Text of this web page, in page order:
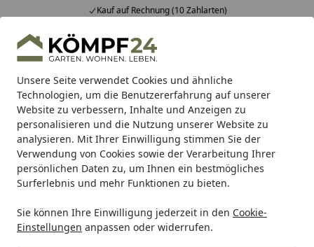
Unsere Seite verwendet Cookies und ähnliche
Technologien, um die Benutzererfahrung auf unserer
Website zu verbessern, Inhalte und Anzeigen zu
personalisieren und die Nutzung unserer Website zu
analysieren. Mit Ihrer Einwilligung stimmen Sie der
Verwendung von Cookies sowie der Verarbeitung Ihrer
persönlichen Daten zu, um Ihnen ein bestmögliches
Surferlebnis und mehr Funktionen zu bieten.
Sie können Ihre Einwilligung jederzeit in den Cookie-
Einstellungen anpassen oder widerrufen.
Kauf auf Rechnung (10 Zahlarten)
Alle Produkte
Mein Konto
Suchen
Startseite
Teich Teichpflege & Teichreinigung
PHOSPAT® FF
Vorheriges Bild anzeigen